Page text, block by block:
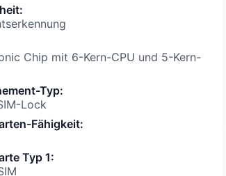
:
Chip mit 6-Kern-CPU und 5-Kern-
Typ:
Lock
Fähigkeit:
Typ 1: